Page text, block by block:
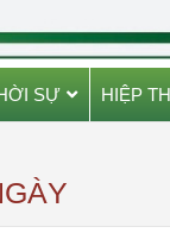
SỰ HIỆP